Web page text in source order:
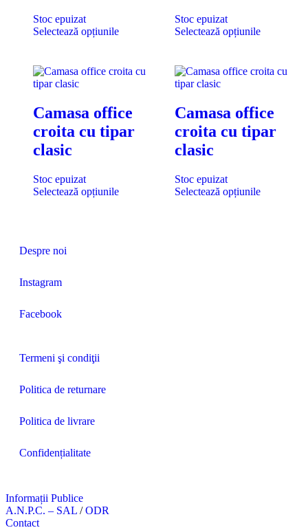
Stoc epuizat
Selectează opțiunile
Stoc epuizat
Selectează opțiunile
Camasa office
croita cu tipar
clasic
Stoc epuizat
Selectează opțiunile
Camasa office
croita cu tipar
clasic
Stoc epuizat
Selectează opțiunile
Despre noi
Instagram
Facebook
Termeni şi condiţii
Politica de returnare
Politica de livrare
Confidențialitate
Informații Publice
A.N.P.C. – SAL /ODR
Contact